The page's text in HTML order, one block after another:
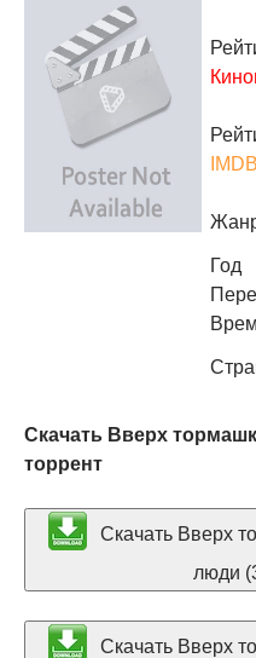
IMDB
Год
Скачать Вверх
торрент
Скачать Вверх
люди
Скачать Вверх